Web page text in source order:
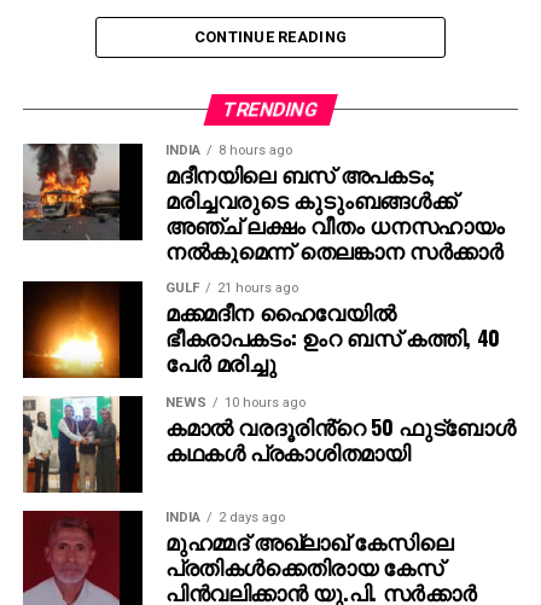
ചിത്രം. RRR കാണാത്ത അമേരിക്കക്കാര്‍ ഇല്ലെന്നതാണ്
എന്റെ വിശ്വാസം,” – ജെസി ഐസന്‍ബെര്‍ഗ് പറഞ്ഞു.
താന്‍ ഇതുവരെ ഇന്ത്യ സന്ദര്‍ശിച്ചിട്ടില്ല എങ്കിലും
നേപ്പാളില്‍ എത്തിയിട്ടുണ്ടെന്നും, നേപ്പാളിന്
ഇന്ത്യയോട് സാമ്യമുണ്ടെന്ന് തോന്നിയെന്നും താരം
കൂട്ടിച്ചേര്‍ത്തു.
രാജമൗലിയുടെ മുമ്പത്തെ ഹിറ്റ് ചിത്രങ്ങളായ
ബാഹുബലി 1, 2 എന്നിവ ഇന്ത്യന്‍ സിനിമയുടെ പുതിയ
ചരിത്രം രചിച്ചതാണ്. എന്നാല്‍ RRR അതിനെ മറികടന്ന്
ലോകമൊട്ടാകെ ഇന്ത്യന്‍ സിനിമയുടെ മാനം
ഉയര്‍ത്തിയ ചിത്രമായി മാറി. ജെയിംസ് കാമറൂണ്‍,
സ്റ്റീഫന്‍ സ്പില്‍ബെര്‍ഗ്, ക്രിസ് ഹെംസ്വര്‍ത്ത്
തുടങ്ങിയ ഹോളിവുഡ് പ്രതിഭകളും ചിത്രത്തെ
പുകഴ്ത്തിയിരുന്നു.
ഇതിനിടെ, രാജമൗലി ഇപ്പോള്‍ മഹേഷ് ബാബു
നായകനായും പൃഥ്വിരാജ് സുകുമാരന്‍ വില്ലനായും
എത്തുന്ന പുതിയ ചിത്രത്തിന്റെ ഒരുക്കങ്ങളിലാണ്.
അതേസമയം, ബാഹുബലി ഒന്നും രണ്ടും ഭാഗങ്ങളും
CONTINUE READING
TRENDING
INDIA 8 hours ago
മദീനയിലെ ബസ് അപകടം;
മരിച്ചവരുടെ കുടുംബങ്ങള്‍ക്ക്
അഞ്ച് ലക്ഷം വീതം ധനസഹായം
നല്‍കുമെന്ന് തെലങ്കാന സര്‍ക്കാര്‍
GULF 21 hours ago
മക്കമദീന ഹൈവേയില്‍
ഭീകരാപകടം: ഉംറ ബസ് കത്തി, 40
പേര്‍ മരിച്ചു
NEWS 10 hours ago
കമാൽ വരദൂരിൻ്റെ 50 ഫുട്ബോൾ
കഥകൾ പ്രകാശിതമായി
INDIA 2 days ago
മുഹമ്മദ് അഖ്‌ലാഖ് കേസിലെ
പ്രതികള്‍ക്കെതിരായ കേസ്
പിന്‍വലിക്കാന്‍ യു.പി. സര്‍ക്കാര്‍